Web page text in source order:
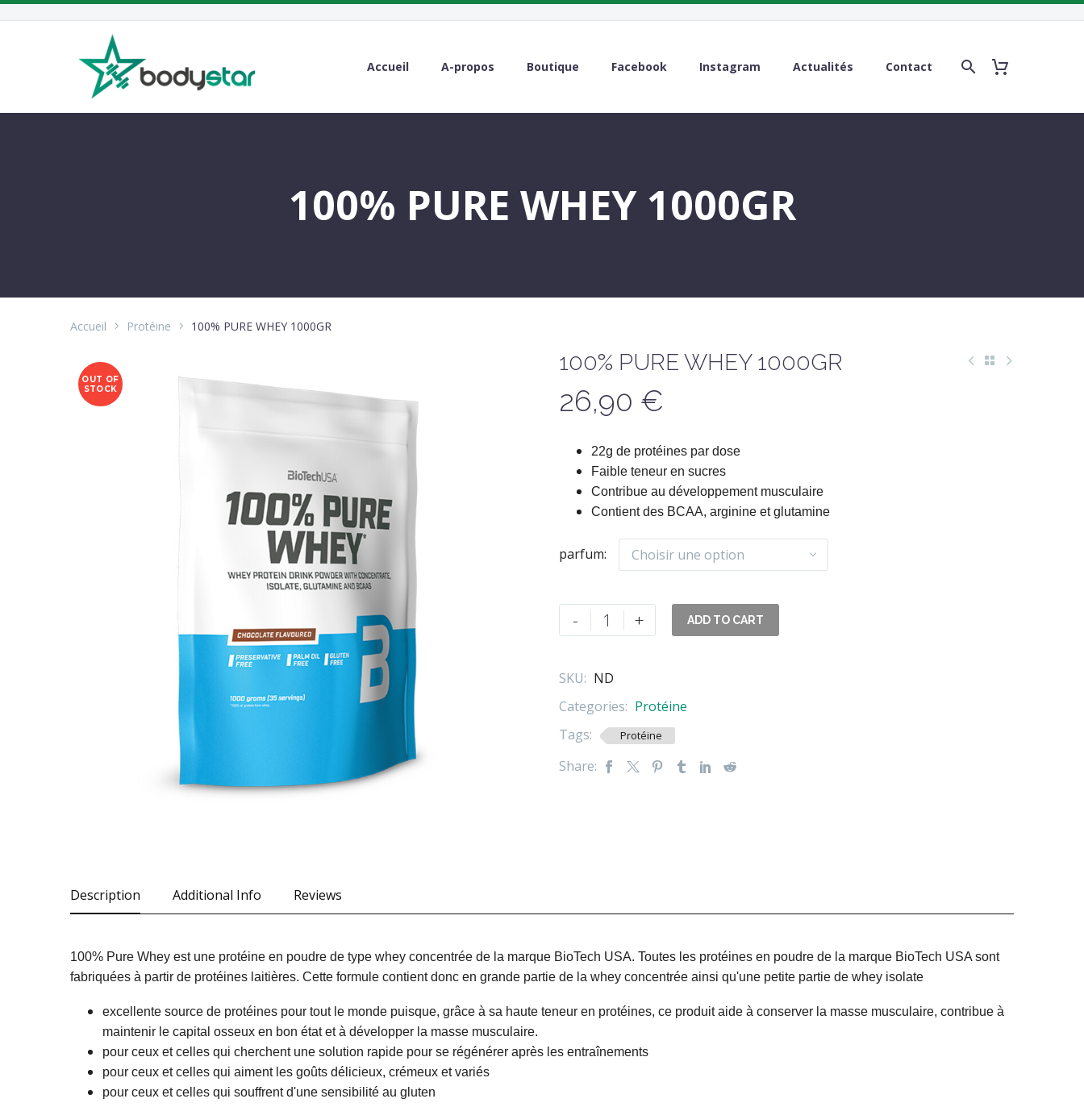
Accueil A-propos Boutique Facebook Instagram Actualités Contact
100% PURE WHEY 1000GR
Accueil Protéine 100% PURE WHEY 1000GR
OUT OF
STOCK
100% PURE WHEY 1000GR
26,90 €
22g de protéines par dose
Faible teneur en sucres
Contribue au développement musculaire
Contient des BCAA, arginine et glutamine
parfum Choisir une option
-
quantité
de
PURE
1000GR
+ ADD TO CART
SKU: ND
Categories: Protéine
Tags:
Protéine
Share:
Description Additional Info Reviews
100% Pure Whey est une protéine en poudre de type whey concentrée de la marque BioTech USA. Toutes les protéines en poudre de la marque BioTech USA sont
fabriquées à partir de protéines laitières. Cette formule contient donc en grande partie de la whey concentrée ainsi qu'une petite partie de whey isolate
excellente source de protéines pour tout le monde puisque, grâce à sa haute teneur en protéines, ce produit aide à conserver la masse musculaire, contribue à
maintenir le capital osseux en bon état et à développer la masse musculaire.
pour ceux et celles qui cherchent une solution rapide pour se régénérer après les entraînements
pour ceux et celles qui aiment les goûts délicieux, crémeux et variés
pour ceux et celles qui souffrent d'une sensibilité au gluten